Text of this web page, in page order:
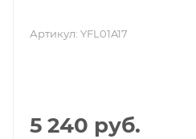
Артикул: YFL01A17
5 240 руб.